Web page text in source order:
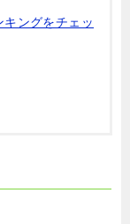
ングをチェッ